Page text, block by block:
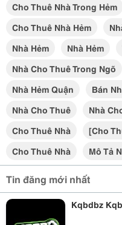
Cho Thuê Nhà Trong Hẻm
Cho Thuê Nhà Hẻm
Nhà Hẻm
Nhà Hẻm
Nhà Cho Thuê Trong Ngõ
Nhà Hẻm Quận
Bán
Nhà Cho Thuê
Nhà
Cho Thuê Nhà
[cho
Cho Thuê Nhà
Mô Tả
Tin đăng mới nhất
Kqbdbz